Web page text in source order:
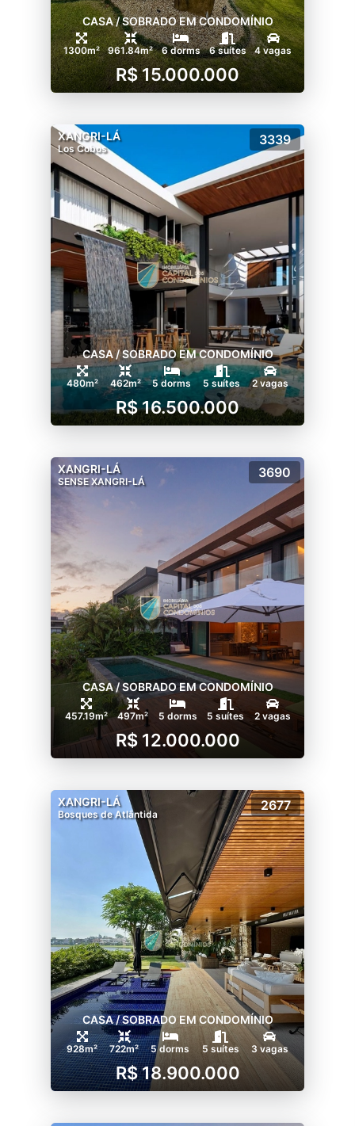
CASA / SOBRADO EM CONDOMÍNIO
1300m² 961.84m² 6 dorms 6 suítes 4 vagas
R$ 15.000.000
XANGRI-LÁ
Los Cobos
3339
CASA / SOBRADO EM CONDOMÍNIO
480m² 462m² 5 dorms 5 suítes 2 vagas
R$ 16.500.000
XANGRI-LÁ
SENSE XANGRI-LÁ
3690
CASA / SOBRADO EM CONDOMÍNIO
457.19m² 497m² 5 dorms 5 suítes 2 vagas
R$ 12.000.000
XANGRI-LÁ
Bosques de Atlântida
2677
CASA / SOBRADO EM CONDOMÍNIO
928m² 722m² 5 dorms 5 suítes 3 vagas
R$ 18.900.000